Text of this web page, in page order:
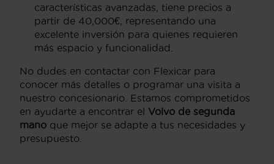
características avanzadas, tiene precios a
partir de 40,000€, representando una
excelente inversión para quienes requieren
más espacio y funcionalidad.
No dudes en contactar con Flexicar para
conocer más detalles o programar una visita a
nuestro concesionario. Estamos comprometidos
en ayudarte a encontrar el Volvo de segunda
mano que mejor se adapte a tus necesidades y
presupuesto.